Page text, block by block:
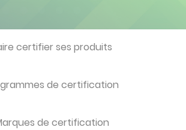
certifier ses produits
de certification
de certification